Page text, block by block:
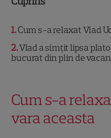
1 Cum s-a relaxat Vlad
2 Vlad a simțit lipsa
bucurat din plin de
Cum s-a
vara aceasta